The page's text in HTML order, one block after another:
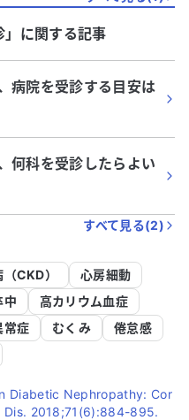
」に関する記事
病院を受診する目安は
何科を受診したらよい
すべて見る(2)
CKD）
心房細動
中
高カリウム血症
常症 むくみ
倦怠感
Diabetic Nephropathy: Cor
Dis. 2018;71(6):884-895.